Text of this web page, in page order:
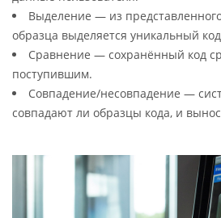
Выделение — из
образца выделяется уникальный
Сравнение — сохранённый код
поступившим.
Совпадение/несовпадение —
совпадают ли образцы кода, и